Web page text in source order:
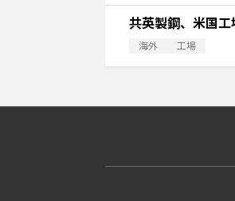
共英製鋼、米国
海外 工場